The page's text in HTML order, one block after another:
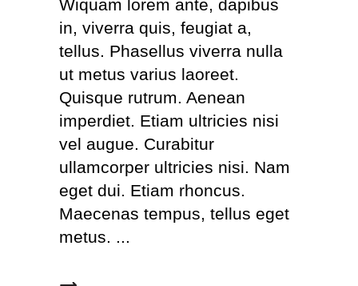
Wiquam lorem ante, dapibus
in, viverra quis, feugiat a,
tellus. Phasellus viverra nulla
ut metus varius laoreet.
Quisque rutrum. Aenean
imperdiet. Etiam ultricies nisi
vel augue. Curabitur
ullamcorper ultricies nisi. Nam
eget dui. Etiam rhoncus.
Maecenas tempus, tellus eget
metus.